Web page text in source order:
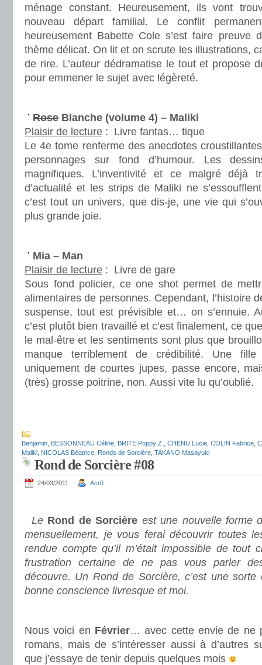
ménage constant. Heureusement, ils vont
nouveau départ familial. Le conflit
heureusement Babette Cole s’est faire preuve
thème délicat. On lit et on scrute les illustrations,
de rire. L’auteur dédramatise le tout et propose
pour emmener le sujet avec légèreté.
Rose Blanche (volume 4) – Maliki
Plaisir de lecture : Livre fantas… tique
Le 4e tome renferme des anecdotes
personnages sur fond d’humour. Les
magnifiques. L’inventivité et ce malgré déjà
d’actualité et les strips de Maliki ne
c’est tout un univers, que dis-je, une vie qui
plus grande joie.
Mia – Man
Plaisir de lecture : Livre de gare
Sous fond policier, ce one shot permet de
alimentaires de personnes. Cependant, l’histoire
suspense, tout est prévisible et… on s’ennuie.
c’est plutôt bien travaillé et c’est finalement, ce
le mal-être et les sentiments sont plus que
manque terriblement de crédibilité. Une
uniquement de courtes jupes, passe encore,
(très) grosse poitrine, non. Aussi vite lu qu’oublié.
Benjamin BESSONNEAU Céline BRITE Poppy Z. CHENU Lucie COLIN Fabrice
Maliki NICOLAS Béatrice Ronds de Sorcière TAKANO Masayuki
Rond de Sorcière #08
24/03/2011 Acr0
Le Rond de Sorcière est une nouvelle forme
mensuellement, je vous ferai découvrir toutes
rendue compte qu’il m’était impossible de tout
frustration certaine de ne pas vous parler
découvre. Un Rond de Sorcière, c’est une
bonne conscience livresque et moi.
Nous voici en Février… avec cette envie de ne
romans, mais de s’intéresser aussi à d’autres
que j’essaye de tenir depuis quelques mois